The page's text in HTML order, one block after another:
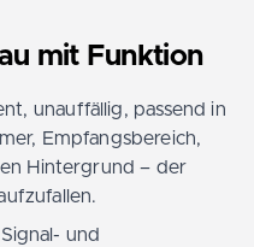
mit Funktion
unauffällig, passend in
Empfangsbereich,
Hintergrund – der
und